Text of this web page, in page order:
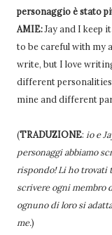
personaggio è stato
AMIE:Jay and I keep
to be careful with my
write, but I love
different
mine and different
(TRADUZIONE: io e
personaggi abbiamo
rispondo! Li ho trovati
scrivere ogni membro
ognuno di loro si
me.)